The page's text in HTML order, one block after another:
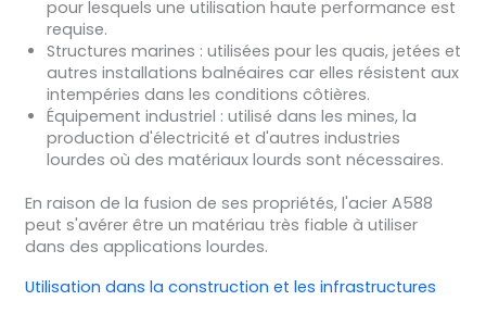
pour lesquels une utilisation haute performance est
requise.
Structures marines : utilisées pour les quais, jetées et
autres installations balnéaires car elles résistent aux
intempéries dans les conditions côtières.
Équipement industriel : utilisé dans les mines, la
production d'électricité et d'autres industries
lourdes où des matériaux lourds sont nécessaires.
En raison de la fusion de ses propriétés, l'acier A588
peut s'avérer être un matériau très fiable à utiliser
dans des applications lourdes.
Utilisation dans la construction et les infrastructures